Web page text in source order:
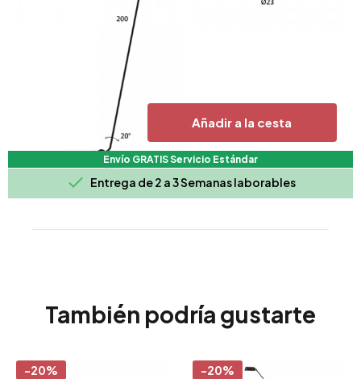
Añadir a la cesta
Envío GRATIS Servicio Estándar
 Entrega de 2 a 3 Semanas laborables
También podría gustarte
-20% -20%